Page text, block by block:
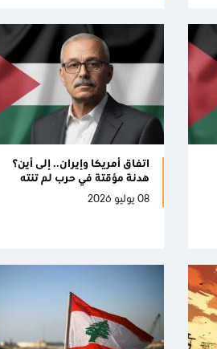
اتفاق أمريكا وإيران.. إلى أين؟
هدنة مؤقتة في حرب لم تنته
08 يوليو 2026